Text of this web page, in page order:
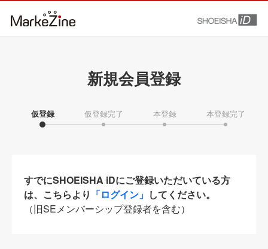
新規会員登録
仮登録 仮登録完了 本登録 本登録完了
すでにSHOEISHA iDにご登録いただいている方
は、こちらより 「ログイン」 してください。
（旧SEメンバーシップ登録者を含む）